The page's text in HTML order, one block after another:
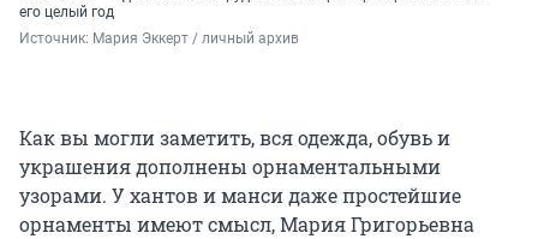
его целый год
Источник: Мария Эккерт / личный архив
Как вы могли заметить, вся одежда, обувь и
украшения дополнены орнаментальными
узорами. У хантов и манси даже простейшие
орнаменты имеют смысл, Мария Григорьевна